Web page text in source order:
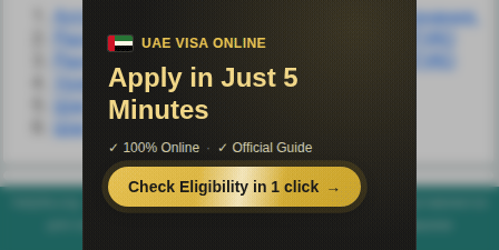
Алгоритм первый. Сила мистического сознания.
Раздел первый. ВВЕДЕНИЕ В ПСИХОЛОГИЮ
Раздел первый. ВВЕДЕНИЕ В ПСИХОЛОГИЮ
Урок первый. Безусловное принятие
Шаг первый.
Шаг первый.
helpiks.org - Хелпикс.Орг - 2014-2026 год. Материал сайта представляется